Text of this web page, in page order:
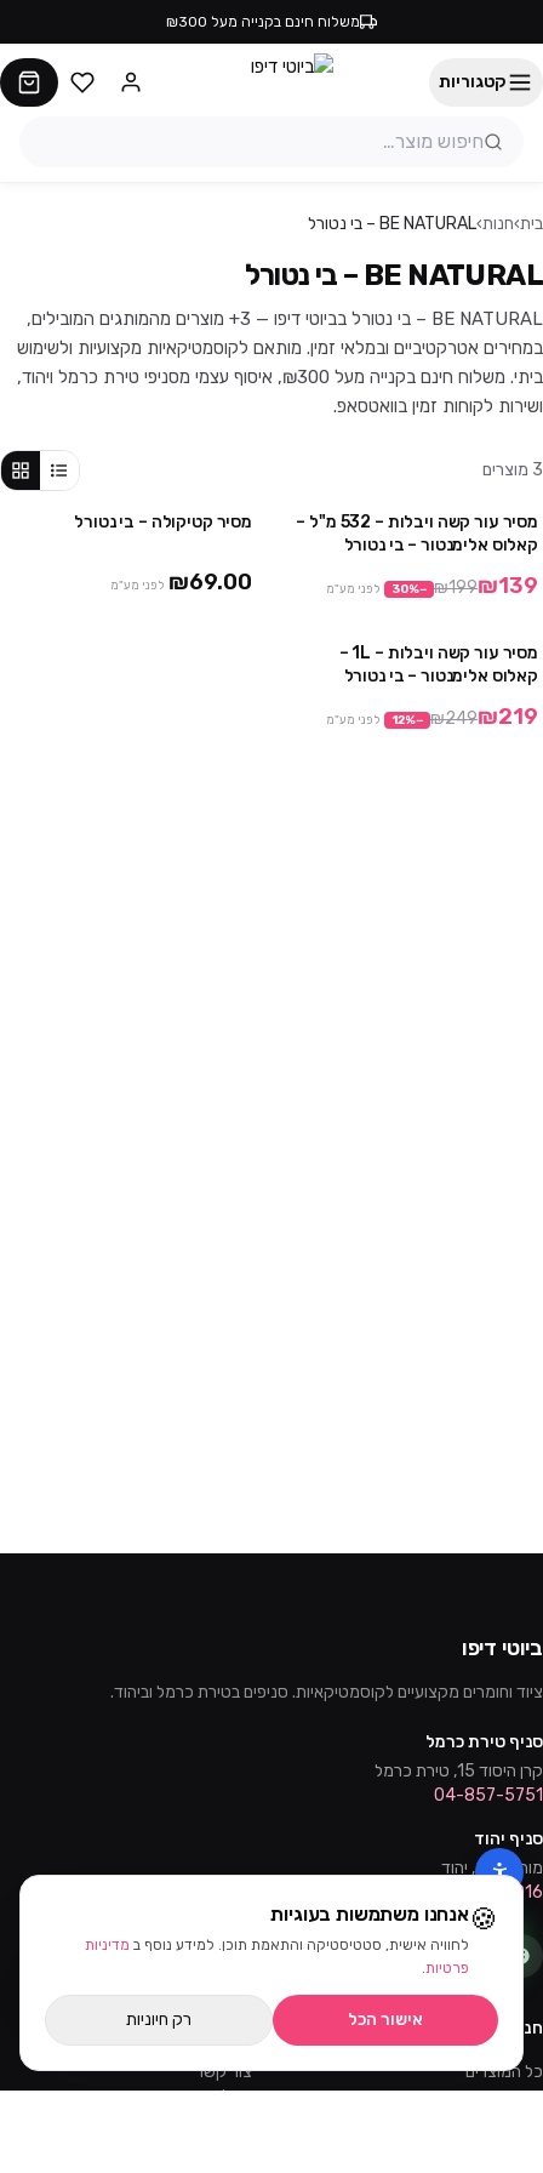
משלוח חינם בקנייה מעל ₪300
קטגוריות
בית›חנות›BE NATURAL – בי נטורל
BE NATURAL – בי נטורל
BE NATURAL – בי נטורל בביוטי דיפו — 3+ מוצרים מהמותגים המובילים,
במחירים אטרקטיביים ובמלאי זמין. מותאם לקוסמטיקאיות מקצועיות ולשימוש
ביתי. משלוח חינם בקנייה מעל ₪300, איסוף עצמי מסניפי טירת כרמל ויהוד,
ושירות לקוחות זמין בוואטסאפ.
3 מוצרים
מבצע
מסיר עור קשה ויבלות – 532 מ"ל –
קאלוס אלימנטור – בי נטורל
₪139
₪199
−
30% לפני מע"מ
מסיר קטיקולה – בי נטורל
₪69.00 לפני מע"מ
מבצע
מסיר עור קשה ויבלות – 1L –
קאלוס אלימנטור – בי נטורל
₪219
₪249
−
12% לפני מע"מ
ביוטי דיפו
ציוד וחומרים מקצועיים לקוסמטיקאיות. סניפים בטירת כרמל וביהוד.
סניף טירת כרמל
קרן היסוד 15, טירת כרמל
04-857-5751
סניף יהוד
מוהליבר 2, יהוד
03-632-0016
חנות
כל המוצרים
מבצעים
צור קשר
שאלות נפוצות
🍪אנחנו משתמשות בעוגיות
לחוויה אישית, סטטיסטיקה והתאמת תוכן. למידע נוסף ב מדיניות
פרטיות.
אישור הכל רק חיוניות